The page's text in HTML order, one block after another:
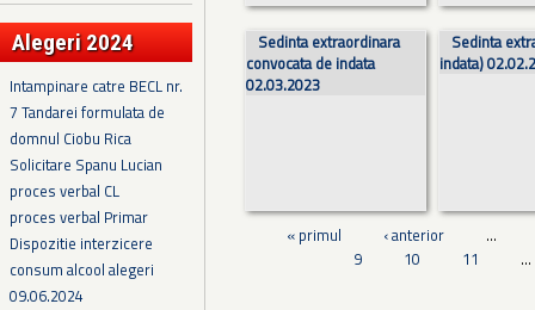
Alegeri 2024
Intampinare catre BECL nr.
7 Tandarei formulata de
domnul Ciobu Rica
Solicitare Spanu Lucian
proces verbal CL
proces verbal Primar
Dispozitie interzicere
consum alcool alegeri
09.06.2024
Sedinta extraordinara
convocata de indata
02.03.2023
Sedinta
indata)
« primul ‹ anterior
…
9
10 11 …